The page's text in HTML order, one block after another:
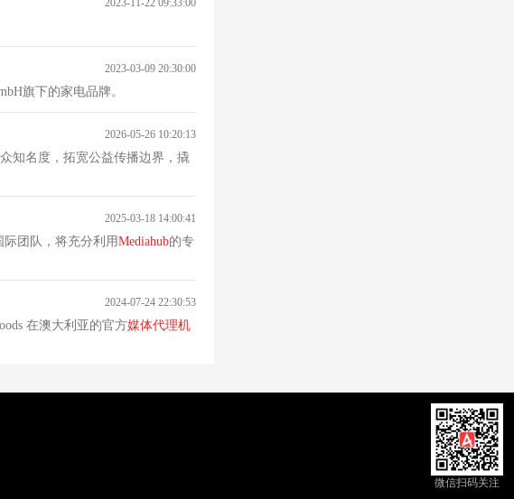
2023-11-22 09:33:00
2023-03-09 20:30:00
旗下的家电品牌。
2026-05-26 10:20:13
知名度，拓宽公益传播边界，撬
2025-03-18 14:00:41
际团队，将充分利用Mediahub的专
2024-07-24 22:30:53
在澳大利亚的官方媒体代理机
微信扫码关注